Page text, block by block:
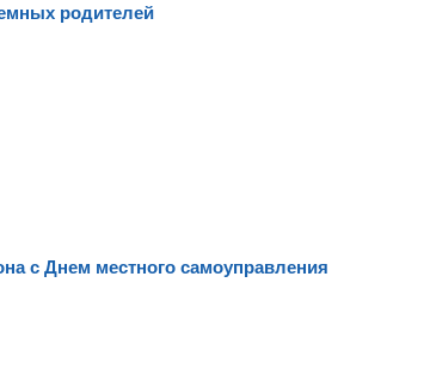
родителей
с Днем местного самоуправления